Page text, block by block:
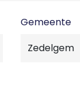
Gemeente